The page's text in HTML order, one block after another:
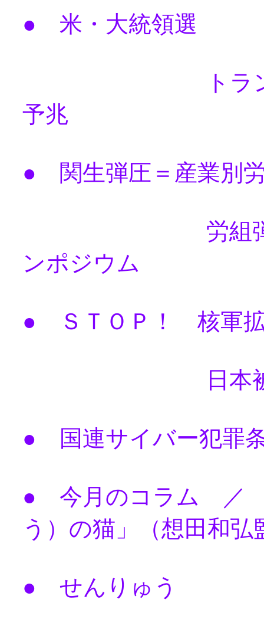
● 米・大統領選
トランプ再登
予兆
● 関生弾圧＝産業別
労組弾圧を跳
ンポジウム
● ＳＴＯＰ！ 核軍拡
日本被団協に
● 国連サイバー犯罪
● 今月のコラム ／
う）の猫」（想田和弘
● せんりゅう